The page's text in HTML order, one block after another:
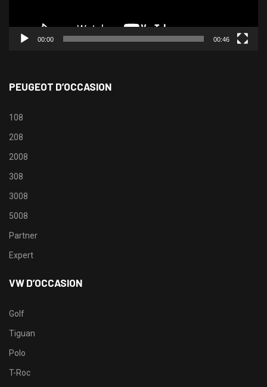
00:00 00:46
PEUGEOT D’OCCASION
108
208
2008
308
3008
5008
Partner
Expert
VW D’OCCASION
Golf
Tiguan
Polo
T-Roc